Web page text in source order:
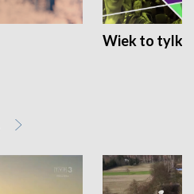
Wiek to tylko